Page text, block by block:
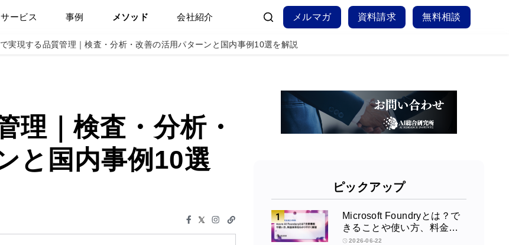
サービス 事例 メソッド 会社紹介 メルマガ 資料請求 無料相談
実現する品質管理｜検査・分析・改善の活用パターンと国内事例10選を解説
理｜検査・分析・
と国内事例10選
ピックアップ
Microsoft Foundryとは？で
きることや使い方、料金を
徹底解説！
2026-06-22